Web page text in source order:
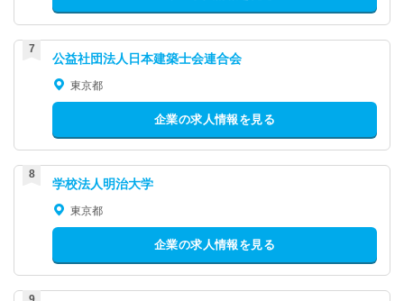
公益社団法人日本建築士会連合会
東京都
企業の求人情報を見る
学校法人明治大学
東京都
企業の求人情報を見る